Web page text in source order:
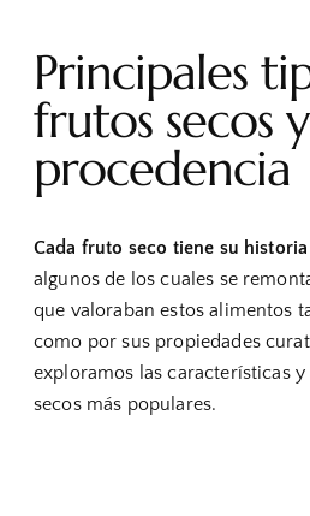
Principales
frutos secos y
procedencia
Cada fruto seco tiene su
algunos de los cuales se
que valoraban estos alimentos
como por sus propiedades
exploramos las características
secos más populares.